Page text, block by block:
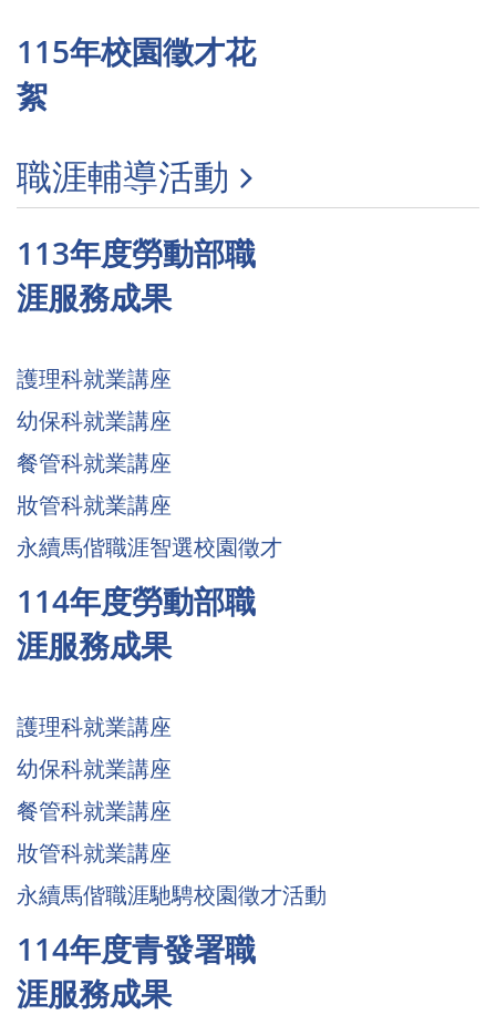
115年校園徵才花
絮
職涯輔導活動
113年度勞動部職
涯服務成果
護理科就業講座
幼保科就業講座
餐管科就業講座
妝管科就業講座
永續馬偕職涯智選校園徵才
114年度勞動部職
涯服務成果
護理科就業講座
幼保科就業講座
餐管科就業講座
妝管科就業講座
永續馬偕職涯馳騁校園徵才活動
114年度青發署職
涯服務成果